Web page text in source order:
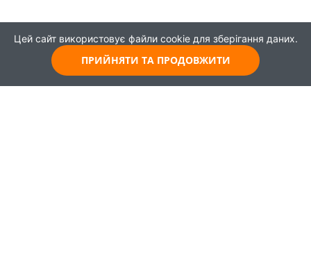
Цей сайт використовує файли cookie для зберігання даних.
ПРИЙНЯТИ ТА ПРОДОВЖИТИ